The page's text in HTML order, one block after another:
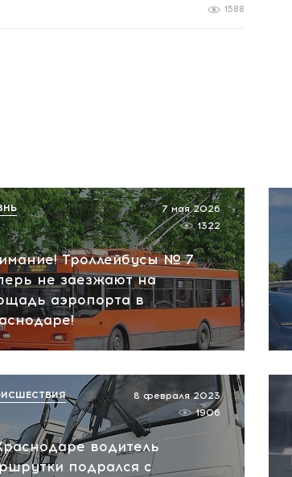
1588
Троллейбусы № 7
не заезжают на
аэропорта в
7 мая 2026
1322
водитель
подрался с
8 февраля 2023
1906